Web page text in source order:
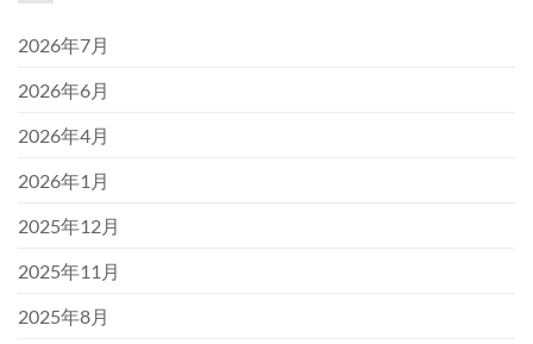
2026年7月
2026年6月
2026年4月
2026年1月
2025年12月
2025年11月
2025年8月